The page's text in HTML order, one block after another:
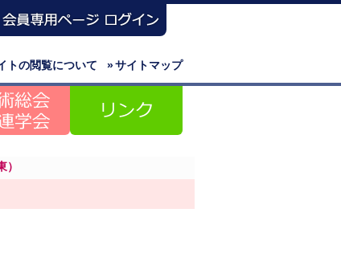
»サイトマップ
トの閲覧について